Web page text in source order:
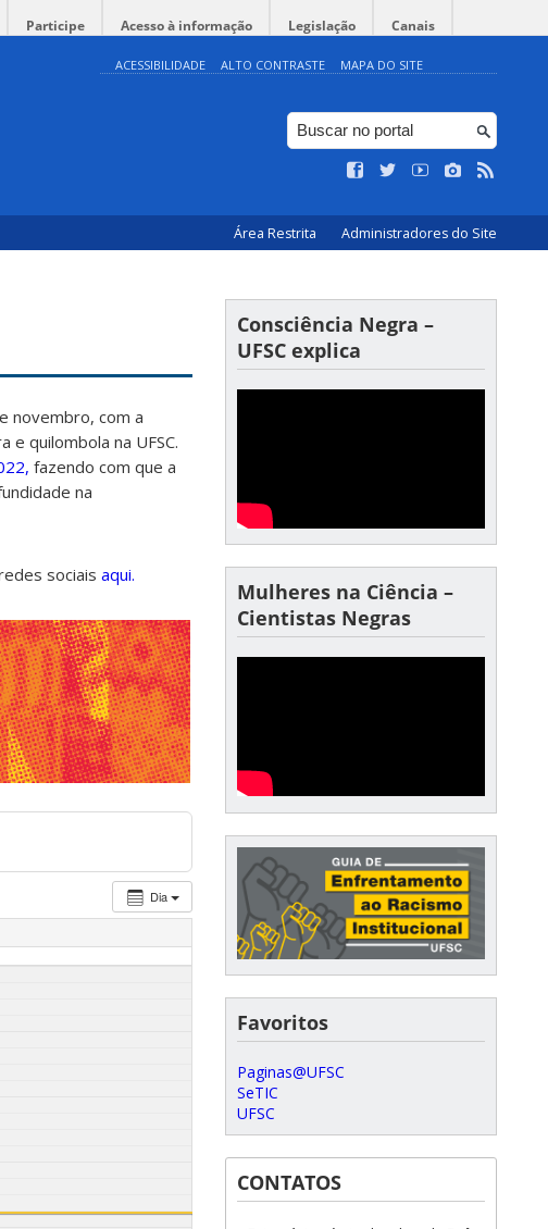
Participe Acesso à informação Legislação Canais
ACESSIBILIDADE ALTO CONTRASTE MAPA DO SITE
Área Restrita Administradores do Site
novembro, com a
quilombola na UFSC.
fazendo com que a
na
sociais aqui.
Dia
Consciência Negra –
UFSC explica
Mulheres na Ciência –
Cientistas Negras
Favoritos
Paginas@UFSC
SeTIC
UFSC
CONTATOS